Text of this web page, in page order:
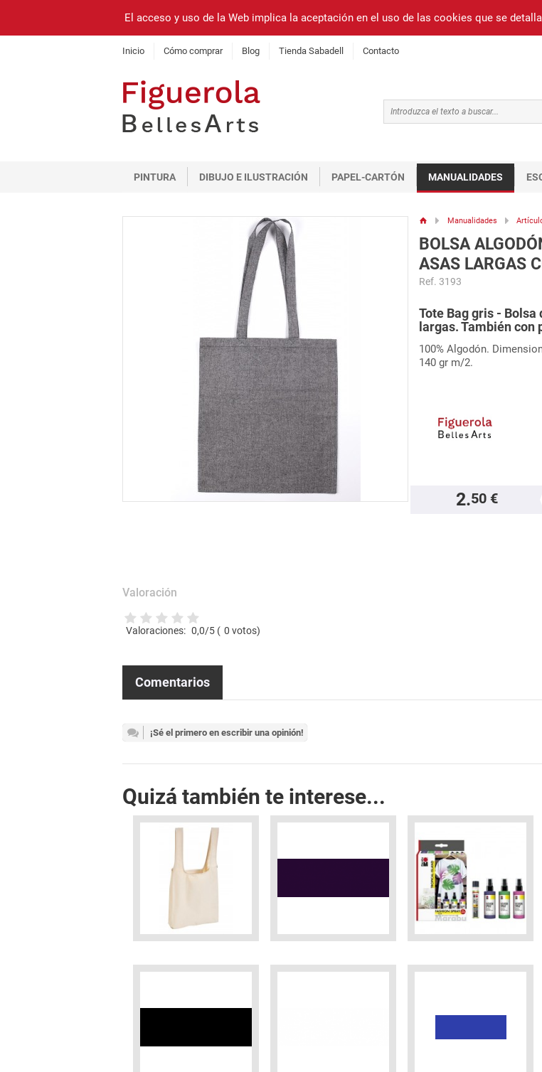
El acceso y uso de la Web implica la aceptación en el uso de las cookies que se
Inicio Cómo comprar Blog Tienda Sabadell Contacto
PINTURA DIBUJO E ILUSTRACIÓN PAPEL-CARTÓN MANUALIDADES
Manualidades
BOLSA
ASAS LARGAS
Ref. 3193
Tote Bag gris -
largas. También
100% Algodón.
140 gr m/2.
2.50 €
Valoración
Valoraciones: 0,0/5 ( 0 votos)
Comentarios
¡Sé el primero en escribir una opinión!
Quizá también te interese...